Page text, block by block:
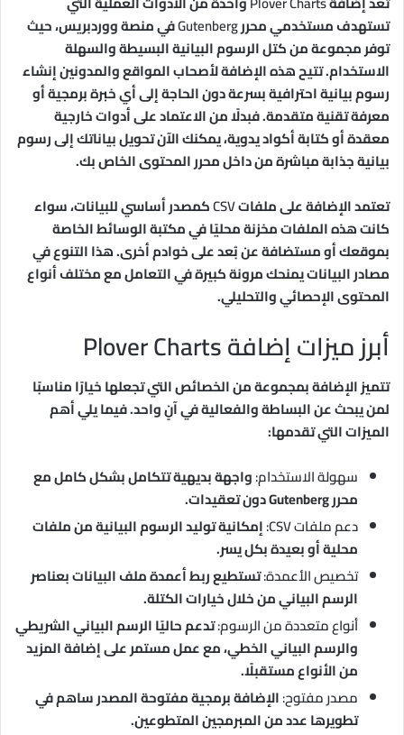
تستهدف مستخدمي محررGutenbergفي منصة ووردبريس، حيث
توفر مجموعة من كتل الرسوم البيانية البسيطة والسهلة
الاستخدام. تتيح هذه الإضافة لأصحاب المواقع والمدونين إنشاء
رسوم بيانية احترافية بسرعة دون الحاجة إلى أي خبرة برمجية أو
معرفة تقنية متقدمة. فبدلًا من الاعتماد على أدوات خارجية
معقدة أو كتابة أكواد يدوية، يمكنك الآن تحويل بياناتك إلى رسوم
بيانية جذابة مباشرة من داخل محرر المحتوى الخاص بك.
تعتمد الإضافة على ملفاتCSVكمصدر أساسي للبيانات، سواء
كانت هذه الملفات مخزنة محليًا في مكتبة الوسائط الخاصة
بموقعك أو مستضافة عن بُعد على خوادم أخرى. هذا التنوع في
مصادر البيانات يمنحك مرونة كبيرة في التعامل مع مختلف أنواع
المحتوى الإحصائي والتحليلي.
أبرز ميزات إضافة Plover Charts
تتميز الإضافة بمجموعة من الخصائص التي تجعلها خيارًا مناسبًا
لمن يبحث عن البساطة والفعالية في آنٍ واحد. فيما يلي أهم
الميزات التي تقدمها:
سهولة الاستخدام:واجهة بديهية تتكامل بشكل كامل مع
محرر Gutenberg دون تعقيدات.
دعم ملفات CSV:
إمكانية توليد الرسوم البيانية من ملفات
محلية أو بعيدة بكل يسر.
تخصيص الأعمدة:تستطيع ربط أعمدة ملف البيانات بعناصر
الرسم البياني من خلال خيارات الكتلة.
أنواع متعددة من الرسوم:تدعم حاليًا الرسم البياني الشريطي
والرسم البياني الخطي، مع عمل مستمر على إضافة المزيد
من الأنواع مستقبلًا.
مصدر مفتوح:الإضافة برمجية مفتوحة المصدر ساهم في
تطويرها عدد من المبرمجين المتطوعين.